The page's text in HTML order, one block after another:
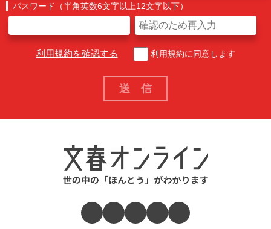
パスワード（半角英数6文字以上12文字以下）
利用規約を確認する 利用規約に同意します